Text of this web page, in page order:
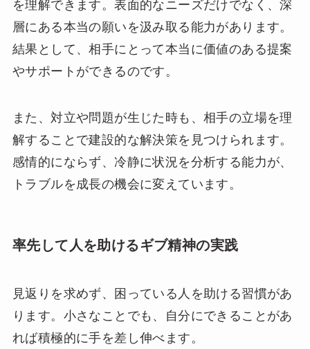
を理解できます。表面的なニーズだけでなく、深
層にある本当の願いを汲み取る能力があります。
結果として、相手にとって本当に価値のある提案
やサポートができるのです。
また、対立や問題が生じた時も、相手の立場を理
解することで建設的な解決策を見つけられます。
感情的にならず、冷静に状況を分析する能力が、
トラブルを成長の機会に変えています。
率先して人を助けるギブ精神の実践
見返りを求めず、困っている人を助ける習慣があ
ります。小さなことでも、自分にできることがあ
れば積極的に手を差し伸べます。